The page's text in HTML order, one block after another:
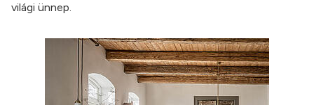
világi ünnep.